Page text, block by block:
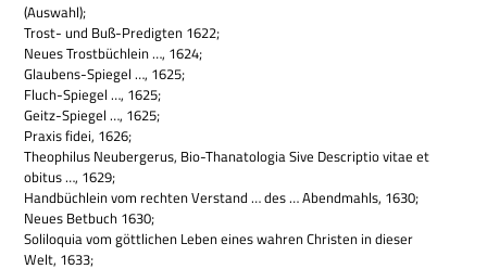
(Aus­wahl);
Trost- und Buß-Pre­dig­ten 1622;
Neues Trost­büch­lein …, 1624;
Glau­bens-Spie­gel …, 1625;
Fluch-Spie­gel …, 1625;
Geitz-Spie­gel …, 1625;
Pra­xis fidei, 1626;
Theo­phi­lus Neu­ber­ge­rus, Bio-Tha­na­to­lo­gia Sive Descrip­tio vitae et
obitus …, 1629;
Hand­büch­lein vom rech­ten Ver­stand … des … Abend­mahls, 1630;
Neues Bet­buch 1630;
Soli­lo­quia vom gött­li­chen Leben eines wah­ren Chri­sten in die­ser
Welt, 1633;